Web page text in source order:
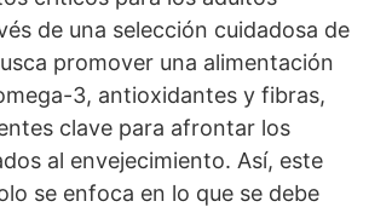
de una selección cuidadosa de
promover una alimentación
3, antioxidantes y fibras,
clave para afrontar los
al envejecimiento. Así, este
se enfoca en lo que se debe